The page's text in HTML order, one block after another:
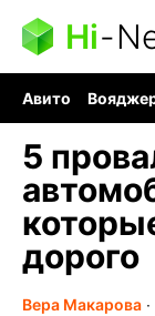
Hi-
Авито
5
дорого
Вера Макарова ∙